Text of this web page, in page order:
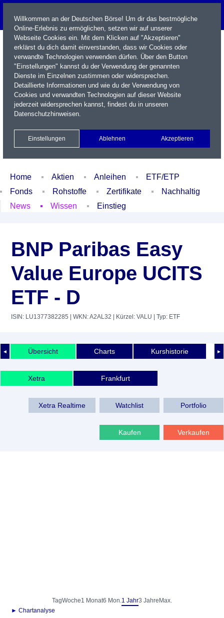
Name / WKN / ISIN / Kürzel
Xetra Realtime
Watchlist Portfolio Login
Home Aktien Anleihen
ETF/ETP
Fonds
Rohstoffe Zertifikate
Nachhaltig
News
Wissen Einstieg
BNP Paribas Easy
Value Europe UCITS
ETF - D
ISIN: LU1377382285 | WKN: A2AL32 | Kürzel: VALU | Typ: ETF
◄ ►
Übersicht Charts Kurshistorie
Xetra Frankfurt
Xetra Realtime Watchlist Portfolio
Kaufen Verkaufen
TagWoche1 Monat6 Mon.1 Jahr3 Jahre Max.
► Chartanalyse
Willkommen an der Deutschen Börse! Um dir das bestmögliche
Online-Erlebnis zu ermöglichen, setzen wir auf unserer
Webseite Cookies ein. Mit dem Klicken auf "Akzeptieren"
erklärst du dich damit einverstanden, dass wir Cookies oder
verwandte Technologien verwenden dürfen. Über den Button
"Einstellungen" kannst du der Verwendung der genannten
Dienste im Einzelnen zustimmen oder widersprechen.
Detaillierte Informationen und wie du der Verwendung von
Cookies und verwandten Technologien auf dieser Website
jederzeit widersprechen kannst, findest du in unseren
Datenschutzhinweisen.
Einstellungen Ablehnen Akzeptieren